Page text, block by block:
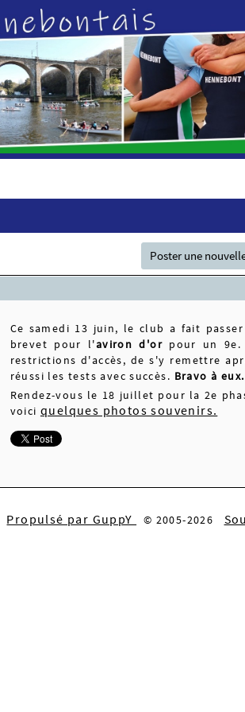
Poster une
Ce samedi 13 juin, le club a fait
brevet pour l'aviron d'orpour un 9e.
restrictions d'accès, de s'y remettre
réussi les tests avec succès. Bravo à eux.
Rendez-vous le 18 juillet pour la 2e
voici quelques photos souvenirs.
Propulsé par GuppY © 2005-2026